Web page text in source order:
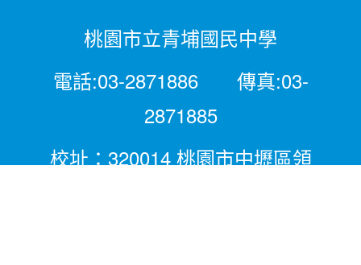
桃園市立青埔國民中學
電話:03-2871886 傳真:03-
2871885
校址：320014 桃園市中壢區領